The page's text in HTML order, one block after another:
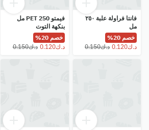
فانتا فراولة علبة ٢٥٠
مل
خصم 20%
فيمتو PET 250 مل
بنكهة التوت
خصم 20%
⁦د.ك0.120⁩
⁦د.ك0.150⁩